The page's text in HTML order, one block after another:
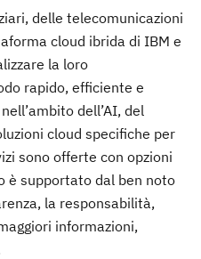
delle telecomunicazioni
cloud ibrida di IBM e
la loro
rapido, efficiente e
dell’AI, del
cloud specifiche per
sono offerte con opzioni
è supportato dal ben noto
la responsabilità,
informazioni,